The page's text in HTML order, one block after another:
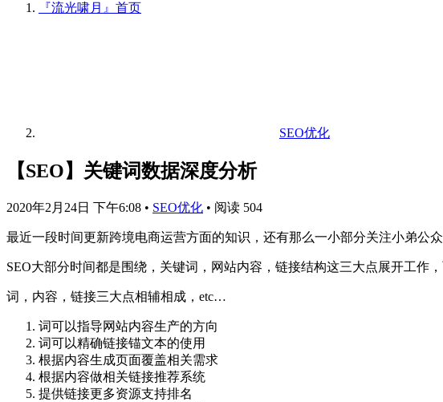
『流光啸月』 首页
SEO优化
【SEO】关键词数据深度分析
2020年2月24日 下午6:08 • SEO优化 • 阅读 504
最近一段时间更新跨境电商运营方面的知识，还有那么一小部分关注小弟公
SEO大部分时间都是围绕，关键词，网站内容，链接结构这三大点展开工作
词，内容，链接三大点相辅相成，etc…
词可以指导网站内容生产的方向
词可以精确链接锚文本的使用
根据内容生成页面覆盖相关需求
根据内容做相关链接推荐系统
提供链接更多资源支持排名